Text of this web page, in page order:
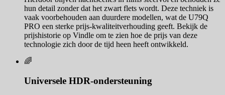
hun detail zonder dat het zwart flets wordt. Deze techniek is
vaak voorbehouden aan duurdere modellen, wat de U79Q
PRO een sterke prijs-kwaliteitverhouding geeft. Bekijk de
prijshistorie op Vindle om te zien hoe de prijs van deze
technologie zich door de tijd heen heeft ontwikkeld.
🌈
Universele HDR-ondersteuning